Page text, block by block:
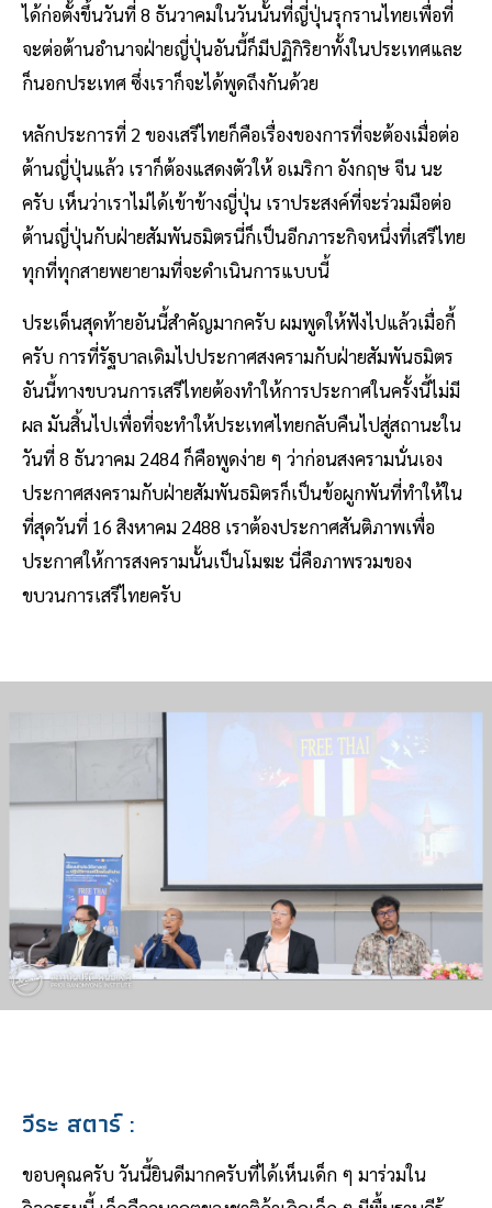
ได้ก่อตั้งขึ้นวันที่ 8 ธันวาคมในวันนั้นที่ญี่ปุ่นรุกรานไทยเพื่อที่
จะต่อต้านอำนาจฝ่ายญี่ปุ่นอันนี้ก็มีปฏิกิริยาทั้งในประเทศและ
ก็นอกประเทศ ซึ่งเราก็จะได้พูดถึงกันด้วย
หลักประการที่ 2 ของเสรีไทยก็คือเรื่องของการที่จะต้องเมื่อต่อ
ต้านญี่ปุ่นแล้ว เราก็ต้องแสดงตัวให้ อเมริกา อังกฤษ จีน นะ
ครับ เห็นว่าเราไม่ได้เข้าข้างญี่ปุ่น เราประสงค์ที่จะร่วมมือต่อ
ต้านญี่ปุ่นกับฝ่ายสัมพันธมิตรนี่ก็เป็นอีกภาระกิจหนึ่งที่เสรีไทย
ทุกที่ทุกสายพยายามที่จะดำเนินการแบบนี้
ประเด็นสุดท้ายอันนี้สำคัญมากครับ ผมพูดให้ฟังไปแล้วเมื่อกี้
ครับ การที่รัฐบาลเดิมไปประกาศสงครามกับฝ่ายสัมพันธมิตร
อันนี้ทางขบวนการเสรีไทยต้องทำให้การประกาศในครั้งนี้ไม่มี
ผล มันสิ้นไปเพื่อที่จะทำให้ประเทศไทยกลับคืนไปสู่สถานะใน
วันที่ 8 ธันวาคม 2484 ก็คือพูดง่าย ๆ ว่าก่อนสงครามนั่นเอง
ประกาศสงครามกับฝ่ายสัมพันธมิตรก็เป็นข้อผูกพันที่ทำให้ใน
ที่สุดวันที่ 16 สิงหาคม 2488 เราต้องประกาศสันติภาพเพื่อ
ประกาศให้การสงครามนั้นเป็นโมฆะ นี่คือภาพรวมของ
ขบวนการเสรีไทยครับ
วีระ สตาร์:
ขอบคุณครับ วันนี้ยินดีมากครับที่ได้เห็นเด็ก ๆ มาร่วมใน